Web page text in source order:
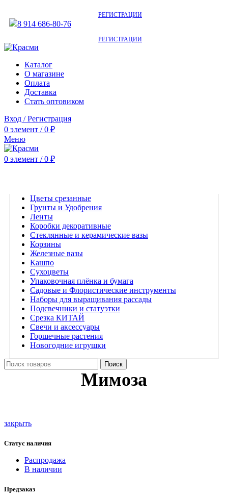
РЕГИСТРАЦИИ
8 914 686-80-76
РЕГИСТРАЦИИ
Каталог
О магазине
Оплата
Доставка
Стать оптовиком
Вход / Регистрация
0 элемент / 0 ₽
Меню
0 элемент / 0 ₽
Цветы срезанные
Грунты и Удобрения
Ленты
Коробки декоративные
Стеклянные и керамические вазы
Корзины
Железные вазы
Кашпо
Сухоцветы
Упаковочная плёнка и бумага
Садовые и Флористические инструменты
Наборы для выращивания рассады
Подсвечники и статуэтки
Срезка КИТАЙ
Свечи и аксессуары
Горшечные растения
Новогодние игрушки
Поиск
Мимоза
закрыть
Статус наличия
Распродажа
В наличии
Предзаказ